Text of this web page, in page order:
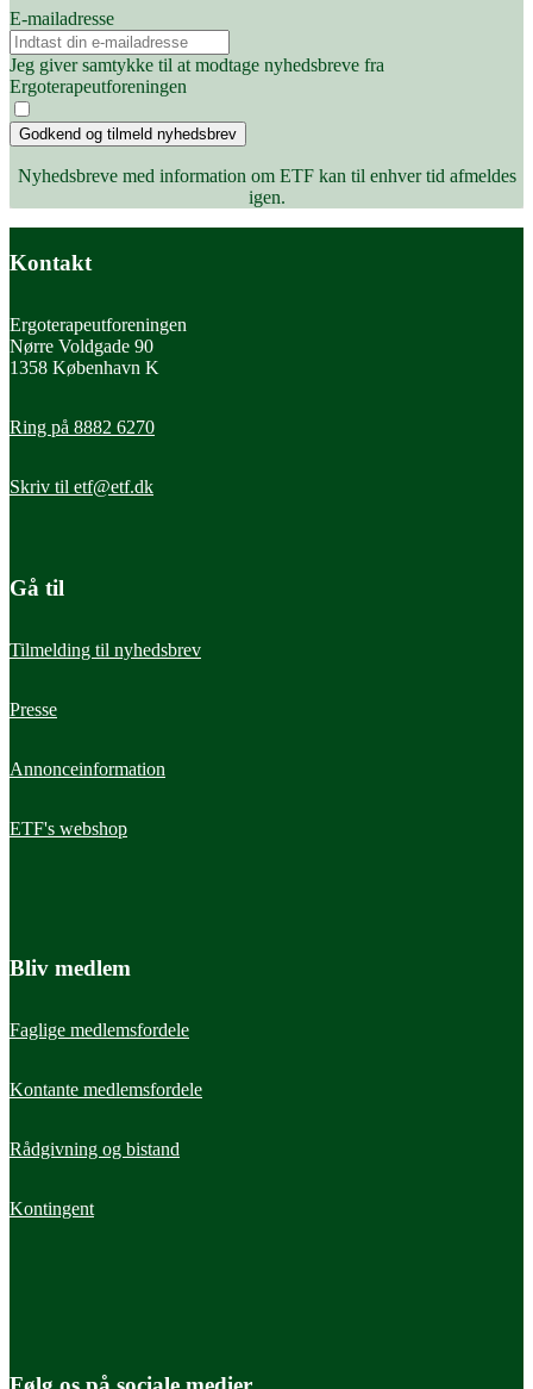
E-mailadresse
Jeg giver samtykke til at modtage nyhedsbreve fra
Ergoterapeutforeningen
Godkend og tilmeld nyhedsbrev
Nyhedsbreve med information om ETF kan til enhver tid afmeldes
igen.
Kontakt
Ergoterapeutforeningen
Nørre Voldgade 90
1358 København K
Ring på 8882 6270
Skriv til etf@etf.dk
Gå til
Tilmelding til nyhedsbrev
Presse
Annonceinformation
ETF's webshop
Bliv medlem
Faglige medlemsfordele
Kontante medlemsfordele
Rådgivning og bistand
Kontingent